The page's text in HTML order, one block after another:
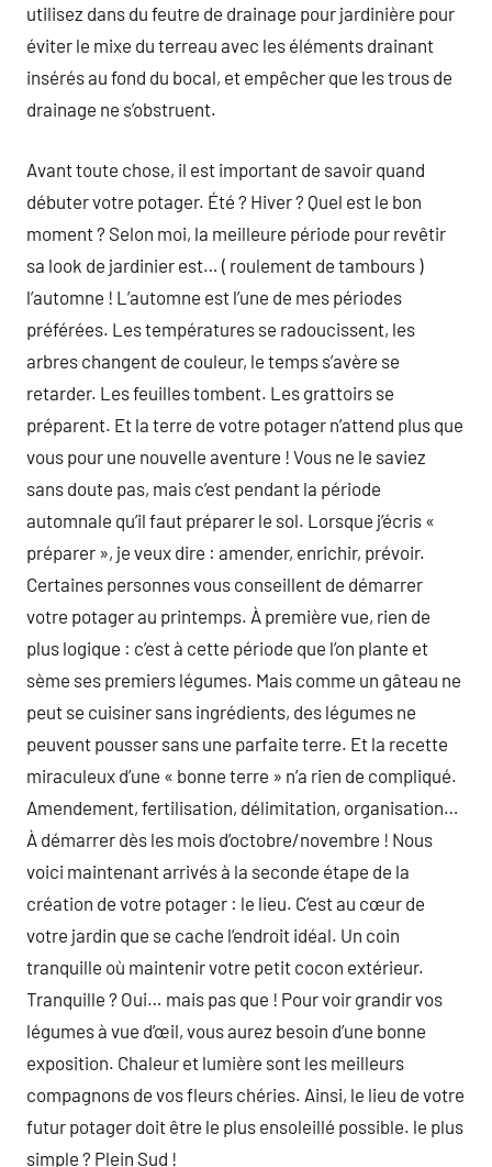
utilisez dans du feutre de drainage pour jardinière pour
éviter le mixe du terreau avec les éléments drainant
insérés au fond du bocal, et empêcher que les trous de
drainage ne s’obstruent.
Avant toute chose, il est important de savoir quand
débuter votre potager. Été ? Hiver ? Quel est le bon
moment ? Selon moi, la meilleure période pour revêtir
sa look de jardinier est… ( roulement de tambours )
l’automne ! L’automne est l’une de mes périodes
préférées. Les températures se radoucissent, les
arbres changent de couleur, le temps s’avère se
retarder. Les feuilles tombent. Les grattoirs se
préparent. Et la terre de votre potager n’attend plus que
vous pour une nouvelle aventure ! Vous ne le saviez
sans doute pas, mais c’est pendant la période
automnale qu’il faut préparer le sol. Lorsque j’écris «
préparer », je veux dire : amender, enrichir, prévoir.
Certaines personnes vous conseillent de démarrer
votre potager au printemps. À première vue, rien de
plus logique : c’est à cette période que l’on plante et
sème ses premiers légumes. Mais comme un gâteau ne
peut se cuisiner sans ingrédients, des légumes ne
peuvent pousser sans une parfaite terre. Et la recette
miraculeux d’une « bonne terre » n’a rien de compliqué.
Amendement, fertilisation, délimitation, organisation…
À démarrer dès les mois d’octobre/novembre ! Nous
voici maintenant arrivés à la seconde étape de la
création de votre potager : le lieu. C’est au cœur de
votre jardin que se cache l’endroit idéal. Un coin
tranquille où maintenir votre petit cocon extérieur.
Tranquille ? Oui… mais pas que ! Pour voir grandir vos
légumes à vue d’œil, vous aurez besoin d’une bonne
exposition. Chaleur et lumière sont les meilleurs
compagnons de vos fleurs chéries. Ainsi, le lieu de votre
futur potager doit être le plus ensoleillé possible. le plus
simple ? Plein Sud !